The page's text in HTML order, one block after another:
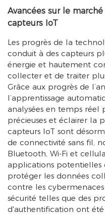
Avancées sur le
capteurs IoT
Les progrès de la
conduit à des capteurs
énergie et hautement
collecter et de traiter
Grâce aux progrès de
l’apprentissage
analysées en temps réel
précieuses et éclairer la
capteurs IoT sont
de connectivité sans fil,
Bluetooth, Wi-Fi et
applications potentielles
protéger les données
contre les
sécurité telles que des
d'authentification ont été